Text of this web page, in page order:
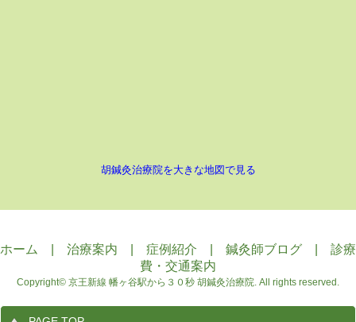
胡鍼灸治療院を大きな地図で見る
ホーム 治療案内 症例紹介 鍼灸師ブログ
診療
費・交通案内
Copyright© 京王新線 幡ヶ谷駅から３０秒 胡鍼灸治療院. All rights reserved.